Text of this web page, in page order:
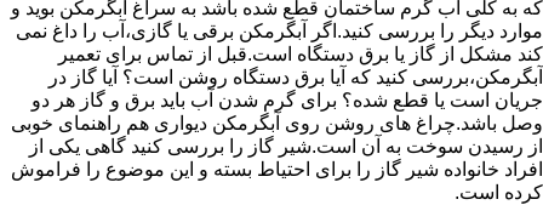
که به کلی آب گرم ساختمان قطع شده باشد به سراغ آبگرمکن بوید و
موارد دیگر را بررسی کنید.اگر آبگرمکن برقی یا گازی،آب را داغ نمی
کند مشکل از گاز یا برق دستگاه است.قبل از تماس برای تعمیر
آبگرمکن،بررسی کنید که آیا برق دستگاه روشن است؟ آیا گاز در
جریان است یا قطع شده؟ برای گرم شدن آب باید برق و گاز هر دو
وصل باشد.چراغ های روشن روی آبگرمکن دیواری هم راهنمای خوبی
از رسیدن سوخت به آن است.شیر گاز را بررسی کنید گاهی یکی از
افراد خانواده شیر گاز را برای احتیاط بسته و این موضوع را فراموش
کرده است.